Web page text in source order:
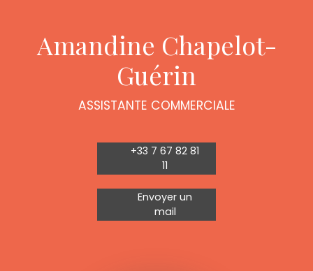
Amandine Chapelot-
Guérin
ASSISTANTE COMMERCIALE
+33 7 67 82 81
11
Envoyer un
mail